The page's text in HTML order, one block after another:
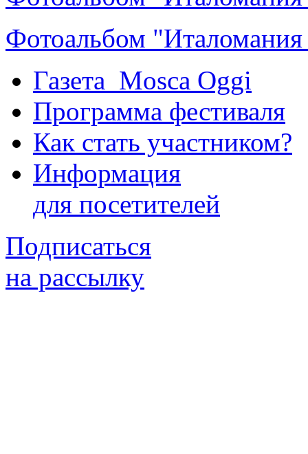
Фотоальбом
Газета Mosca Oggi
Программа фестиваля
Как стать участником?
Информация
для посетителей
Подписаться
на рассылку